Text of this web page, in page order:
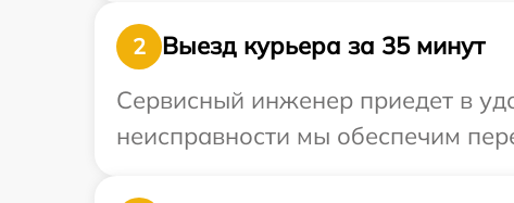
2
Выезд курьера за 35 минут
Сервисный инженер приедет в
неисправности мы обеспечим